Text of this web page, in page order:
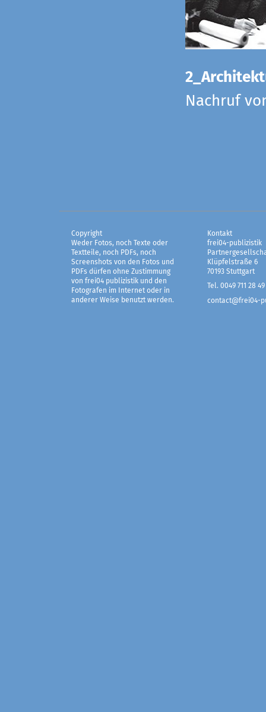
Nachruf
Copyright
Weder Fotos, noch Texte oder
Textteile, noch PDFs, noch
Screenshots von den Fotos und
PDFs dürfen ohne Zustimmung
von frei04 publizistik und den
Fotografen im Internet oder in
anderer Weise benutzt werden.
Kontakt
frei04-publizistik
Klüpfelstraße 6
70193 Stuttgart
Tel. 0049 711 28 49
contact@frei04-